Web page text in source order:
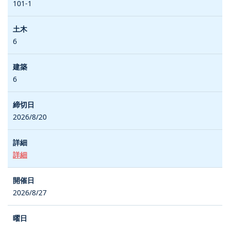
101-1
6
6
2026/8/20
詳細
2026/8/27